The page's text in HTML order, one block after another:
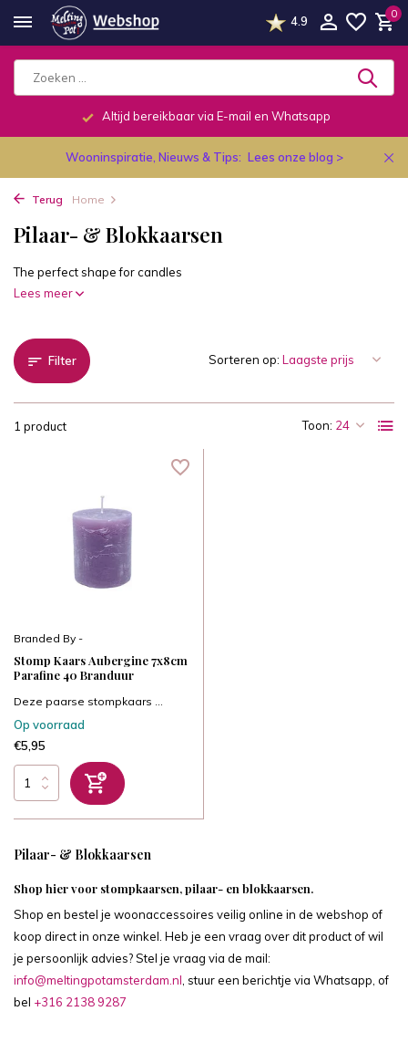
4.9
0
Altijd bereikbaar via E-mail en Whatsapp
Wooninspiratie, Nieuws & Tips: Lees onze blog >
Terug Home
Pilaar- & Blokkaarsen
The perfect shape for candles
Lees meer
Filter
1 product Toon:
Sorteren op:
Branded By -
Stomp Kaars Aubergine 7x8cm
Parafine 40 Branduur
Deze paarse stompkaars ...
Op voorraad
€5,95
Pilaar- & Blokkaarsen
Shop hier voor stompkaarsen, pilaar- en blokkaarsen.
Shop en bestel je woonaccessoires veilig online in de webshop of
koop direct in onze winkel. Heb je een vraag over dit product of wil
je persoonlijk advies? Stel je vraag via de mail:
info@meltingpotamsterdam.nl , stuur een berichtje via Whatsapp, of
bel +316 2138 9287